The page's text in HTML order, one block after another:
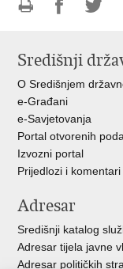
Facebooku
Središnji
O Središnjem
e-Građani
e-Savjetovanja
Portal otvorenih
Izvozni portal
Prijedlozi i komentari
Adresar
Središnji katalog
Adresar tijela javne
Adresar političkih